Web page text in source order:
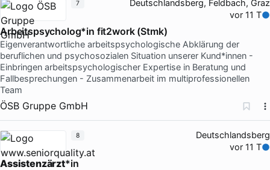
Deutschlandsberg, Feldbach, Graz
vor 11 T
Arbeitspsycholog*in fit2work (Stmk)
Eigenverantwortliche arbeitspsychologische Abklärung der
beruflichen und psychosozialen Situation unserer Kund*innen -
Einbringen arbeitspsychologischer Expertise in Beratung und
Fallbesprechungen - Zusammenarbeit im multiprofessionellen
Team
ÖSB Gruppe GmbH
7
Deutschlandsberg
vor 11 T
Assistenzärzt*in
8